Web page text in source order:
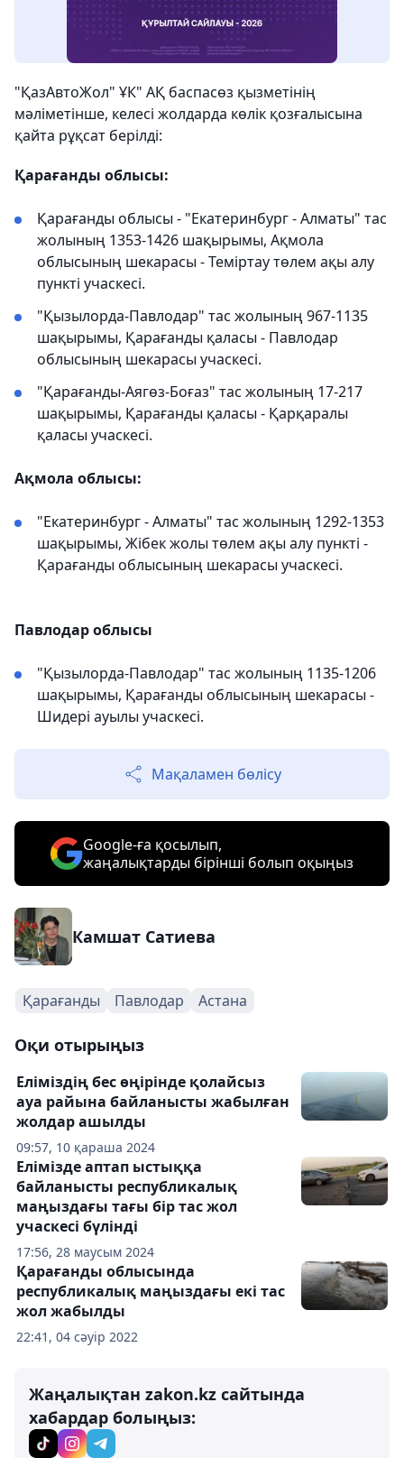
"ҚазАвтоЖол" ҰК" АҚ баспасөз қызметінің
мәліметінше, келесі жолдарда көлік қозғалысына
қайта рұқсат берілді:
Қарағанды облысы:
Қарағанды облысы - "Екатеринбург - Алматы" тас
жолының 1353-1426 шақырымы, Ақмола
облысының шекарасы - Теміртау төлем ақы алу
пункті учаскесі.
"Қызылорда-Павлодар" тас жолының 967-1135
шақырымы, Қарағанды қаласы - Павлодар
облысының шекарасы учаскесі.
"Қарағанды-Аягөз-Боғаз" тас жолының 17-217
шақырымы, Қарағанды қаласы - Қарқаралы
қаласы учаскесі.
Ақмола облысы:
"Екатеринбург - Алматы" тас жолының 1292-1353
шақырымы, Жібек жолы төлем ақы алу пункті -
Қарағанды облысының шекарасы учаскесі.
Павлодар облысы
"Қызылорда-Павлодар" тас жолының 1135-1206
шақырымы, Қарағанды облысының шекарасы -
Шидері ауылы учаскесі.
Мақаламен бөлісу
Google-ға қосылып,
жаңалықтарды бірінші болып оқыңыз
Камшат Сатиева
Қарағанды Павлодар Астана
Оқи отырыңыз
09:57, 10 қараша 2024
Еліміздің бес өңірінде қолайсыз
ауа райына байланысты жабылған
жолдар ашылды
17:56, 28 маусым 2024
Елімізде аптап ыстыққа
байланысты республикалық
маңыздағы тағы бір тас жол
учаскесі бүлінді
22:41, 04 сәуір 2022
Қарағанды облысында
республикалық маңыздағы екі тас
жол жабылды
Жаңалықтан zakon.kz сайтында
хабардар болыңыз: